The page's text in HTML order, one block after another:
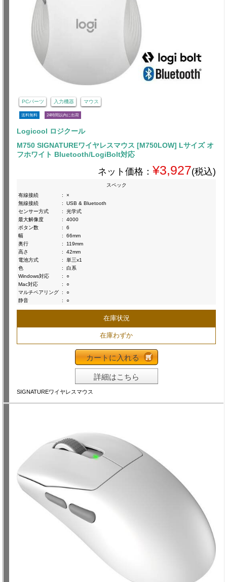
PCパーツ 入力機器 マウス
送料無料 24時間以内に出荷
Logicool ロジクール
M750 SIGNATUREワイヤレスマウス [M750LOW] Lサイズ オ
フホワイト Bluetooth/LogiBolt対応
ネット価格： ¥3,927(税込)
スペック
有線接続
:
×
無線接続
:
USB & Bluetooth
センサー方式
:
光学式
最大解像度
:
4000
ボタン数
:
6
幅
:
66mm
奥行
:
119mm
高さ
:
42mm
電池方式
:
単三x1
色
:
白系
Windows対応
:
○
Mac対応
:
○
マルチペアリング :
○
静音
: ○
在庫状況
在庫わずか
カートに入れる
詳細はこちら
SIGNATUREワイヤレスマウス